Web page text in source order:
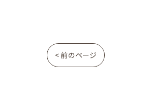
< 前のページ